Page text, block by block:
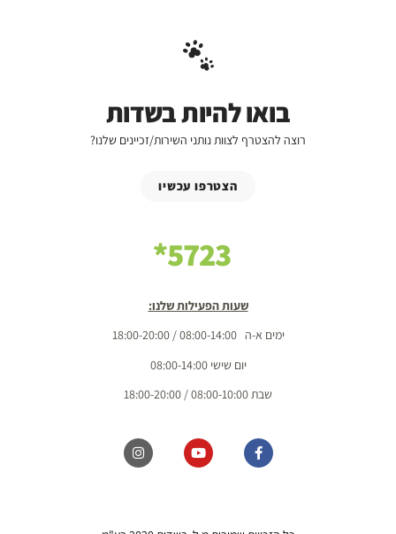
בואו להיות בשדות
רוצה להצטרף לצוות נותני השירות/זכיינים שלנו?
הצטרפו עכשיו
5723*
שעות הפעילות שלנו:
ימים א-ה 08:00-14:00 / 18:00-20:00
יום שישי 08:00-14:00
שבת 08:00-10:00 / 18:00-20:00